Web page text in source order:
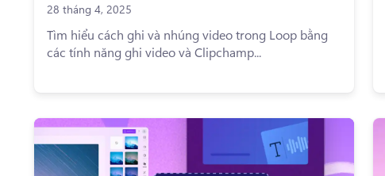
28 tháng 4, 2025
Tìm hiểu cách ghi và nhúng video trong Loop bằng
các tính năng ghi video và Clipchamp...